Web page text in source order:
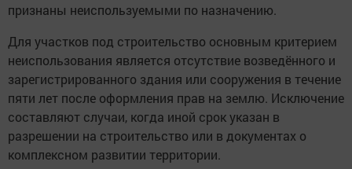
признаны неиспользуемыми по назначению.
Для участков под строительство основным критерием
неиспользования является отсутствие возведённого и
зарегистрированного здания или сооружения в течение
пяти лет после оформления прав на землю. Исключение
составляют случаи, когда иной срок указан в
разрешении на строительство или в документах о
комплексном развитии территории.